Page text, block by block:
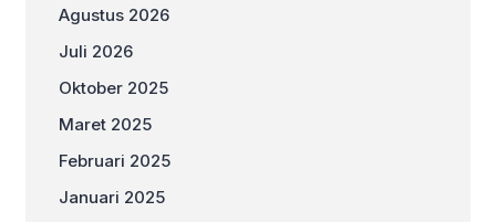
Agustus 2026
Juli 2026
Oktober 2025
Maret 2025
Februari 2025
Januari 2025